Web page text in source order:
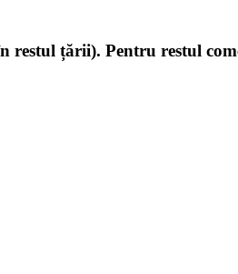
țării). Pentru restul